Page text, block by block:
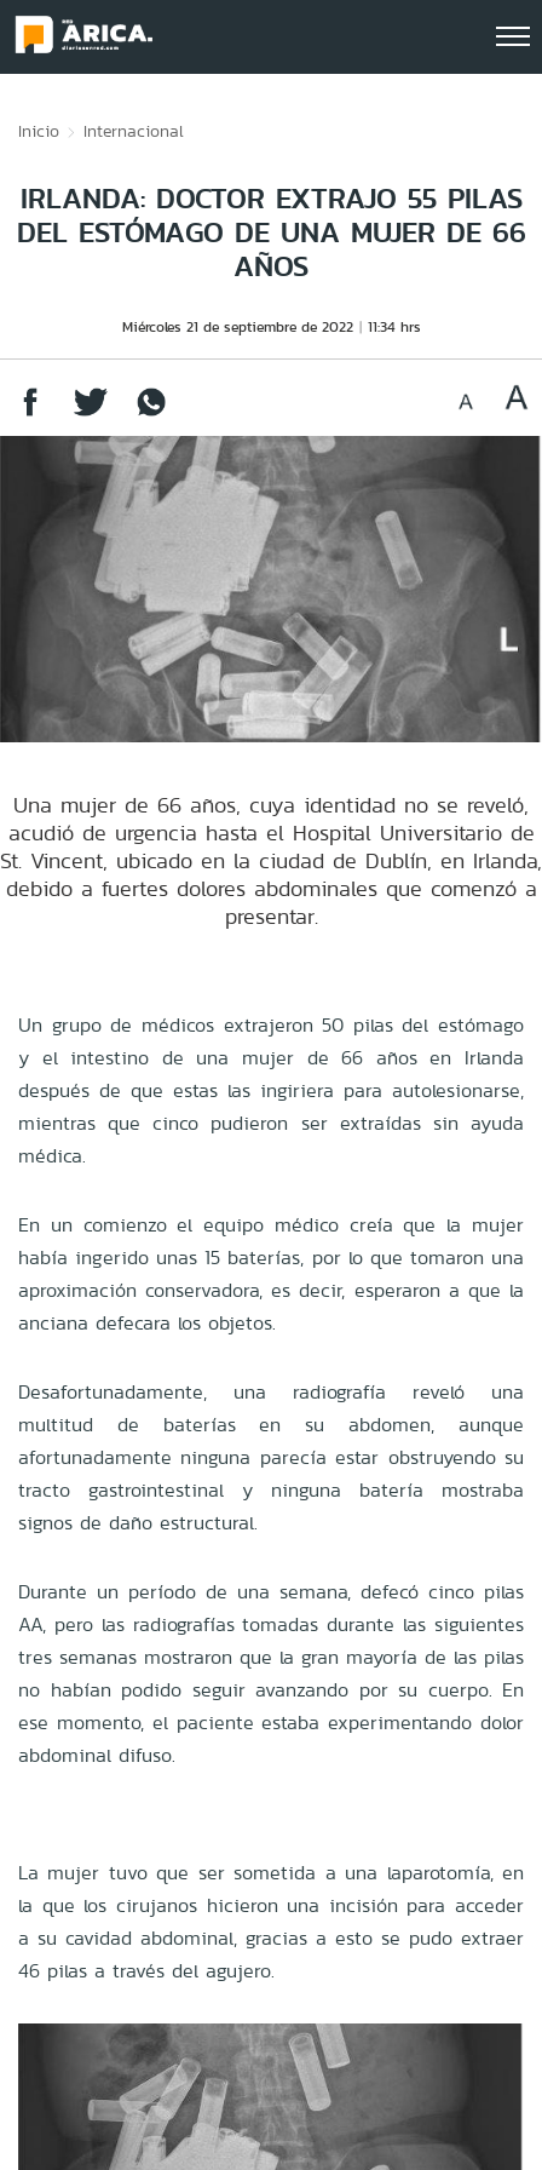
Inicio Internacional
IRLANDA: DOCTOR EXTRAJO 55 PILAS
DEL ESTÓMAGO DE UNA MUJER DE 66
AÑOS
Miércoles 21 de septiembre de 2022 11:34 hrs
Una mujer de 66 años, cuya identidad no se reveló,
acudió de urgencia hasta el Hospital Universitario de
St. Vincent, ubicado en la ciudad de Dublín, en Irlanda,
debido a fuertes dolores abdominales que comenzó a
presentar.
Un grupo de médicos extrajeron 50 pilas del estómago
y el intestino de una mujer de 66 años en Irlanda
después de que estas las ingiriera para autolesionarse,
mientras que cinco pudieron ser extraídas sin ayuda
médica.
En un comienzo el equipo médico creía que la mujer
había ingerido unas 15 baterías, por lo que tomaron una
aproximación conservadora, es decir, esperaron a que la
anciana defecara los objetos.
Desafortunadamente, una radiografía reveló una
multitud de baterías en su abdomen, aunque
afortunadamente ninguna parecía estar obstruyendo su
tracto gastrointestinal y ninguna batería mostraba
signos de daño estructural.
Durante un período de una semana, defecó cinco pilas
AA, pero las radiografías tomadas durante las siguientes
tres semanas mostraron que la gran mayoría de las pilas
no habían podido seguir avanzando por su cuerpo. En
ese momento, el paciente estaba experimentando dolor
abdominal difuso.
La mujer tuvo que ser sometida a una laparotomía, en
la que los cirujanos hicieron una incisión para acceder
a su cavidad abdominal, gracias a esto se pudo extraer
46 pilas a través del agujero.